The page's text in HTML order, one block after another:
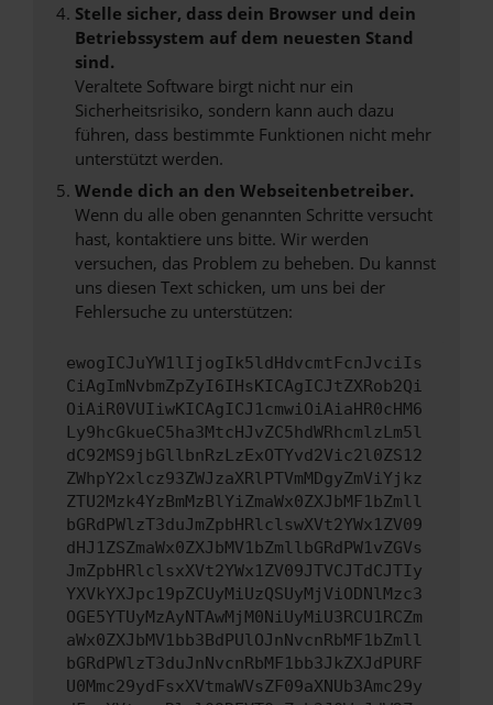
Stelle sicher, dass dein Browser und dein
Betriebssystem auf dem neuesten Stand
sind.
Veraltete Software birgt nicht nur ein
Sicherheitsrisiko, sondern kann auch dazu
führen, dass bestimmte Funktionen nicht mehr
unterstützt werden.
Wende dich an den Webseitenbetreiber.
Wenn du alle oben genannten Schritte versucht
hast, kontaktiere uns bitte. Wir werden
versuchen, das Problem zu beheben. Du kannst
uns diesen Text schicken, um uns bei der
Fehlersuche zu unterstützen:
ewogICJuYW1lIjogIk5ldHdvcmtFcnJvciIs
CiAgImNvbmZpZyI6IHsKICAgICJtZXRob2Qi
OiAiR0VUIiwKICAgICJ1cmwiOiAiaHR0cHM6
Ly9hcGkueC5ha3MtcHJvZC5hdWRhcmlzLm5l
dC92MS9jbGllbnRzLzExOTYvd2Vic2l0ZS12
ZWhpY2xlcz93ZWJzaXRlPTVmMDgyZmViYjkz
ZTU2Mzk4YzBmMzBlYiZmaWx0ZXJbMF1bZmll
bGRdPWlzT3duJmZpbHRlclswXVt2YWx1ZV09
dHJ1ZSZmaWx0ZXJbMV1bZmllbGRdPW1vZGVs
JmZpbHRlclsxXVt2YWx1ZV09JTVCJTdCJTIy
YXVkYXJpc19pZCUyMiUzQSUyMjViODNlMzc3
OGE5YTUyMzAyNTAwMjM0NiUyMiU3RCU1RCZm
aWx0ZXJbMV1bb3BdPUlOJnNvcnRbMF1bZmll
bGRdPWlzT3duJnNvcnRbMF1bb3JkZXJdPURF
U0Mmc29ydFsxXVtmaWVsZF09aXNUb3Amc29y